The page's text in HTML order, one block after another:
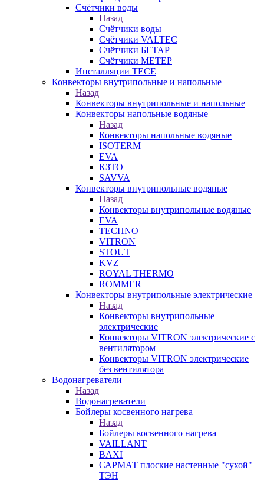
Счётчики воды
Назад
Счётчики воды
Счётчики VALTEC
Счётчики БЕТАР
Счётчики МЕТЕР
Инсталляции TECE
Конвекторы внутрипольные и напольные
Назад
Конвекторы внутрипольные и напольные
Конвекторы напольные водяные
Назад
Конвекторы напольные водяные
ISOTERM
EVA
КЗТО
SAVVA
Конвекторы внутрипольные водяные
Назад
Конвекторы внутрипольные водяные
EVA
TECHNO
VITRON
STOUT
KVZ
ROYAL THERMO
ROMMER
Конвекторы внутрипольные электрические
Назад
Конвекторы внутрипольные
электрические
Конвекторы VITRON электрические с
вентилятором
Конвекторы VITRON электрические
без вентилятора
Водонагреватели
Назад
Водонагреватели
Бойлеры косвенного нагрева
Назад
Бойлеры косвенного нагрева
VAILLANT
BAXI
САРМАТ плоские настенные "сухой"
ТЭН